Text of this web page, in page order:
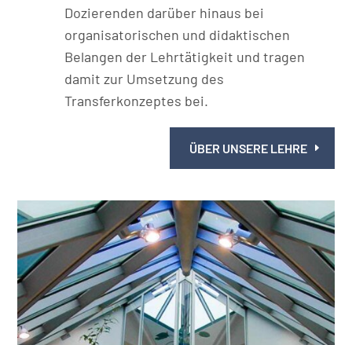
Dozierenden darüber hinaus bei
organisatorischen und didaktischen
Belangen der Lehrtätigkeit und tragen
damit zur Umsetzung des
Transferkonzeptes bei.
ÜBER UNSERE LEHRE